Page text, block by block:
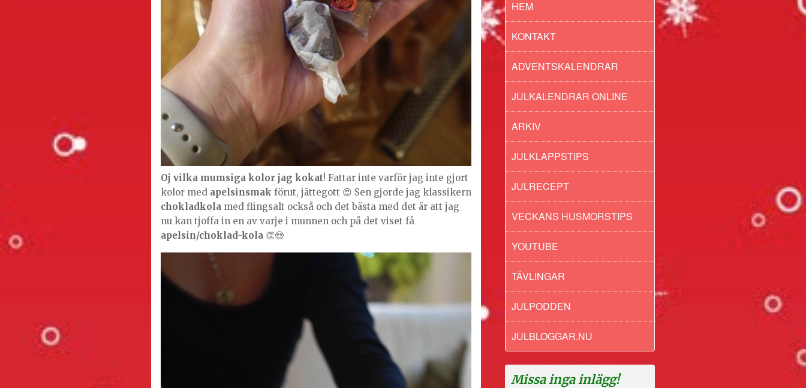
Oj vilka mumsiga kolor jag kokat! Fattar inte varför jag inte gjort
kolor med apelsinsmak förut, jättegott 😍 Sen gjorde jag klassikern
chokladkola med flingsalt också och det bästa med det är att jag
nu kan tjoffa in en av varje i munnen och på det viset få
apelsin/choklad-kola 👏😍
HEM
KONTAKT
ADVENTSKALENDRAR
JULKALENDRAR ONLINE
ARKIV
JULKLAPPSTIPS
JULRECEPT
VECKANS HUSMORSTIPS
YOUTUBE
TÄVLINGAR
JULPODDEN
JULBLOGGAR.NU
Missa inga inlägg!